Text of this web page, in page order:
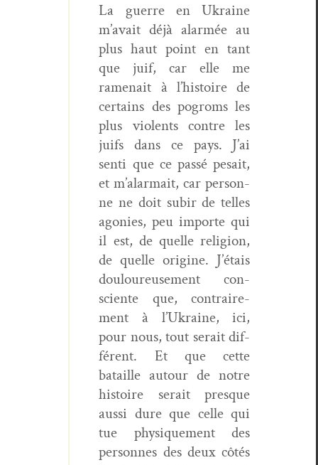
La guerre en Ukraine
m’avait déjà alar­mée au
plus haut point en tant
que juif, car elle me
rame­nait à l’his­toire de
cer­tains des pogroms les
plus vio­lents con­tre les
juifs dans ce pays. J’ai
sen­ti que ce passé pesait,
et m’alar­mait, car per­son­
ne ne doit subir de telles
ago­nies, peu importe qui
il est, de quelle reli­gion,
de quelle orig­ine. J’é­tais
douloureuse­ment con­
sciente que, con­traire­
ment à l’Ukraine, ici,
pour nous, tout serait dif­
férent. Et que cette
bataille autour de notre
his­toire serait presque
aus­si dure que celle qui
tue physique­ment des
per­son­nes des deux côtés